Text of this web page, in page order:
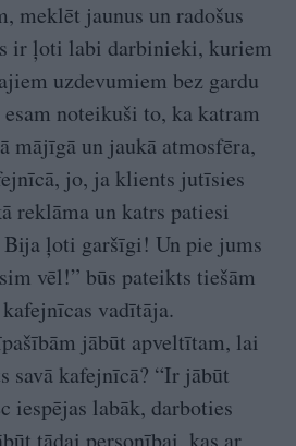
meklēt jaunus un radošus
ir ļoti labi darbinieki, kuriem
uzdevumiem bez gardu
esam noteikuši to, ka katram
mājīgā un jaukā atmosfēra,
jo, ja klients jutīsies
reklāma un katrs patiesi
ļoti garšīgi! Un pie jums
vēl!” būs pateikts tiešām
vadītāja.
jābūt apveltītam, lai
savā kafejnīcā? “Ir jābūt
iespējas labāk, darboties